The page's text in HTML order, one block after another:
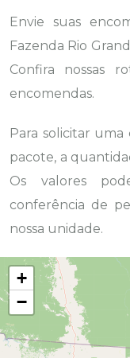
Envie suas
Fazenda Rio
Confira nossas
encomendas.
Para solicitar uma
pacote, a
Os valores
conferência de
nossa unidade.
+
−